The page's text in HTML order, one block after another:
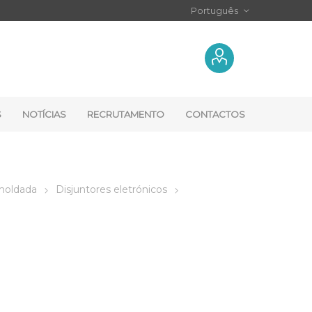
NOTÍCIAS RECRUTAMENTO CONTACTOS
Disjuntores eletrónicos